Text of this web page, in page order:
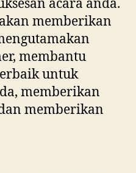
acara anda.
memberikan
membantu
untuk
memberikan
memberikan